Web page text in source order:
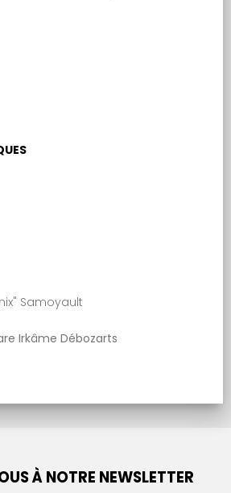
Samoyault
Irkâme Débozarts
À NOTRE NEWSLETTER